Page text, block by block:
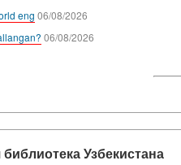
eng 06/08/2026
06/08/2026
Узбекистана